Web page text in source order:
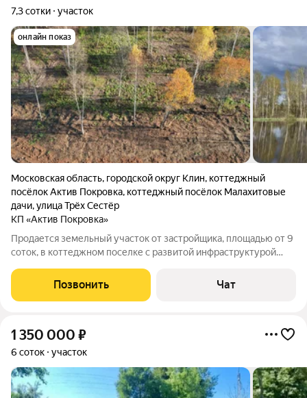
7,3 сотки участок
онлайн показ
Московская область, городской округ Клин, коттеджный
посёлок Актив Покровка, коттеджный посёлок Малахитовые
дачи,улица Трёх Сестёр
КП «Актив Покровка»
Продается земельный участок от застройщика, площадью от 9
соток, в коттеджном поселке с развитой инфраструктурой
сопровождение сделки: Есть возможность приобретения в
рассрочку, а также пропиской в случае
Позвонить Чат
1 350 000 ₽
6 соток участок